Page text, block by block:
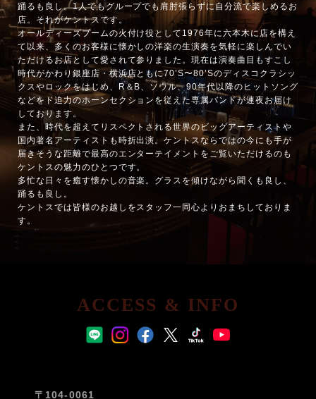
踊るも良し。1人でもグループでも肩肘張らずに自分流で楽しめるお
店。それがケントスです。
オールディーズブームの火付け役として1976年に六本木に店を構え
て以来、多くのお客様に懐かしの洋楽の生演奏を気軽に楽しんでい
ただけるお店として愛されて参りました。現在は演奏曲目もすこし
時代がかわり銀座店・横浜店ともに70’S〜80’Sのディスコクラシッ
クスやロックをはじめ、R＆B、ソウル、90年代以降のヒットソング
などをド迫力のホーンセクションを従えた専属バンドが連夜お届け
しております。
また、時代を超えてリスペクトされる世界のビッグアーティストや
国内著名アーティストも時折出演。ケントスならではの今にも手が
届きそうな距離で最高のエンターテイメントをご覧いただけるのも
ケントスの魅力のひとつです。
多忙な日々を癒す懐かしの音楽。グラスを傾けながら聞くも良し、
踊るも良し。
ケントスでは皆様のお越しをスタッフ一同心よりおまちしておりま
す。
ACCESS & INFO
〒104-0061